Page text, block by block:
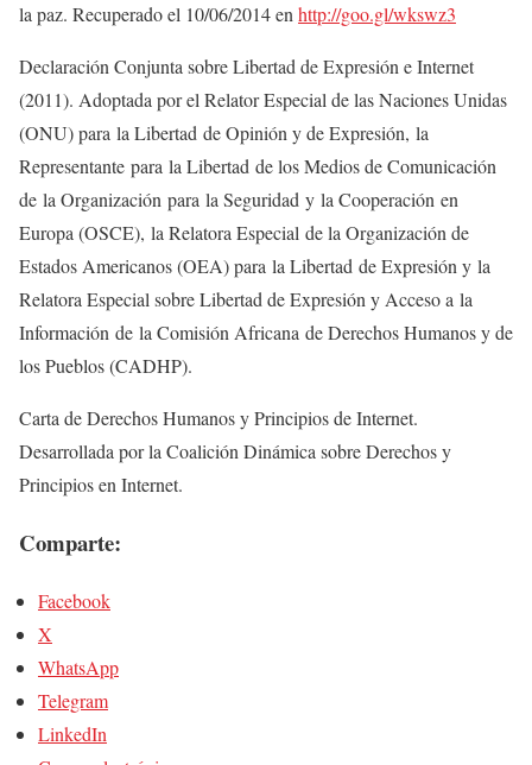
la paz. Recuperado el 10/06/2014 enhttp://goo.gl/wkswz3
Declaración Conjunta sobre Libertad de Expresión e Internet
(2011). Adoptada por el Relator Especial de las Naciones Unidas
(ONU) para la Libertad de Opinión y de Expresión, la
Representante para la Libertad de los Medios de Comunicación
de la Organización para la Seguridad y la Cooperación en
Europa (OSCE), la Relatora Especial de la Organización de
Estados Americanos (OEA) para la Libertad de Expresión y la
Relatora Especial sobre Libertad de Expresión y Acceso a la
Información de la Comisión Africana de Derechos Humanos y de
los Pueblos (CADHP).
Carta de Derechos Humanos y Principios de Internet.
Desarrollada por la Coalición Dinámica sobre Derechos y
Principios en Internet.
Comparte:
Facebook
X
WhatsApp
Telegram
LinkedIn